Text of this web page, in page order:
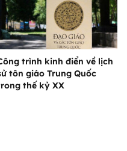
trình kinh điển về lịch
tôn giáo Trung Quốc
thế kỷ XX